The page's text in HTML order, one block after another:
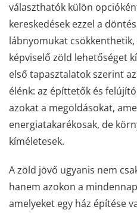
választhatók külön
kereskedések ezzel a
lábnyomukat
képviselő zöld lehetőséget
első tapasztalatok szerint
élénk: az építtetők és
azokat a megoldásokat,
energiatakarékosak, de
kíméletesek.
A zöld jövő ugyanis nem
hanem azokon a
amelyeket egy ház építése